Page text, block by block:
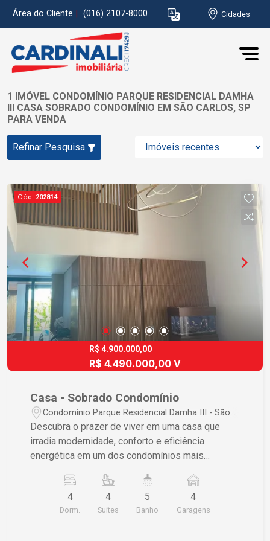
Área do Cliente (016) 2107-8000 Cidades
1 IMÓVEL CONDOMÍNIO PARQUE RESIDENCIAL DAMHA
III CASA SOBRADO CONDOMÍNIO EM SÃO CARLOS, SP
PARA VENDA
Refinar Pesquisa
Cód. 202814
R$ 4.900.000,00
R$ 4.490.000,00 V
Casa - Sobrado Condomínio
Condomínio Parque Residencial Damha III - São
Carlos/SP
Descubra o prazer de viver em uma casa que
irradia modernidade, conforto e eficiência
energética em um dos condomínios mais
oferece luxo e praticidade, perfeitamente
integrada para uma vida familiar de alta qualidade.
- 4 suítes espaçosas com closet, proporcionando
4
Dorm.
4
Suítes
5
Banho
4
Garagens